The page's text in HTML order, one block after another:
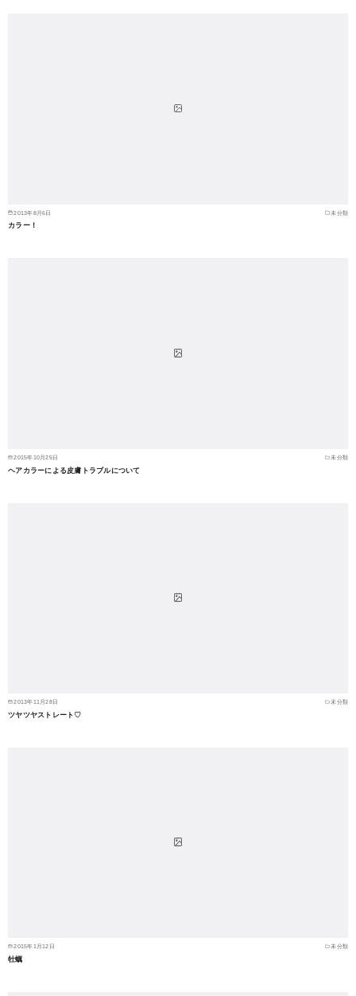
2013年8月6日 未分類
カラー！
2015年10月25日 未分類
ヘアカラーによる皮膚トラブルについて
2013年11月28日 未分類
ツヤツヤストレート♡
2015年1月12日 未分類
牡蠣